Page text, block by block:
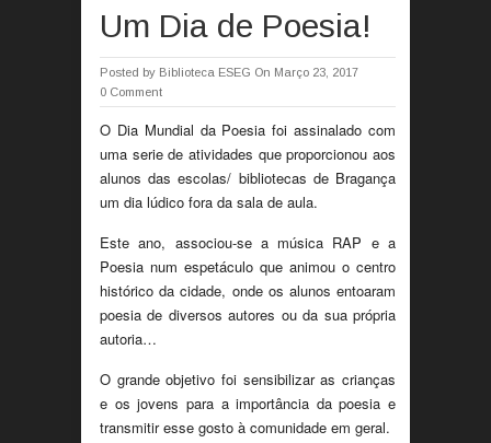
Um Dia de Poesia!
Posted by Biblioteca ESEG On Março 23, 2017
0 Comment
O Dia Mundial da Poesia foi assinalado com
uma serie de atividades que proporcionou aos
alunos das escolas/ bibliotecas de Bragança
um dia lúdico fora da sala de aula.
Este ano, associou-se a música RAP e a
Poesia num espetáculo que animou o centro
histórico da cidade, onde os alunos entoaram
poesia de diversos autores ou da sua própria
autoria…
O grande objetivo foi sensibilizar as crianças
e os jovens para a importância da poesia e
transmitir esse gosto à comunidade em geral.